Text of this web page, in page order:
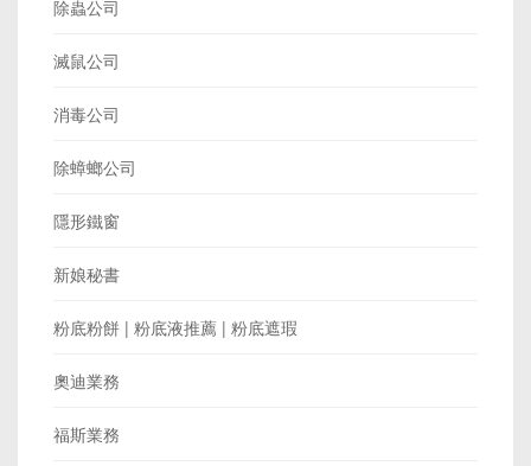
除蟲公司
滅鼠公司
消毒公司
除蟑螂公司
隱形鐵窗
新娘秘書
粉底粉餅 | 粉底液推薦 | 粉底遮瑕
奧迪業務
福斯業務